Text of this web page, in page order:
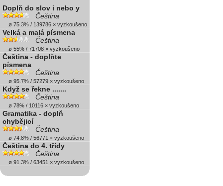
Doplň do slov i nebo y
Čeština
ø 75.3% / 139786 × vyzkoušeno
Velká a malá písmena
Čeština
ø 55% / 71708 × vyzkoušeno
Čeština - doplňte
písmena
Čeština
ø 95.7% / 57279 × vyzkoušeno
Když se řekne .......
Čeština
ø 78% / 10116 × vyzkoušeno
Gramatika - doplň
chybějicí
Čeština
ø 74.8% / 56771 × vyzkoušeno
Čeština do 4. třídy
Čeština
ø 91.3% / 63451 × vyzkoušeno